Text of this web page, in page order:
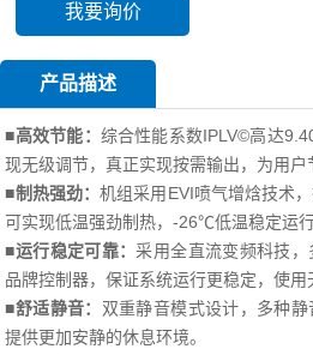
我要询价
产品描述
■高效节能： 综合性能系数IPLV©高达
现无级调节，真正实现按需输出，为用户
■制热强劲：机组采用EVI喷气增焓技术
可实现低温强劲制热，-26℃低温稳定运行
■运行稳定可靠：采用全直流变频科技
品牌控制器，保证系统运行更稳定，使用
■舒适静音： 双重静音模式设计，多种
提供更加安静的休息环境。